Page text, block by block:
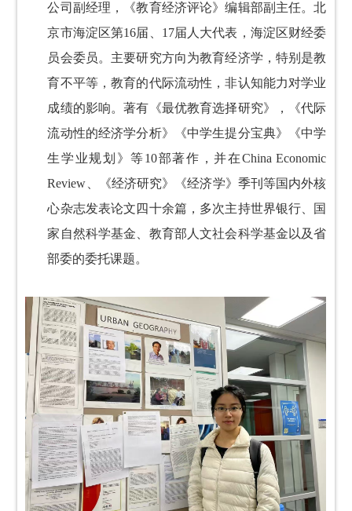
公司副经理，《教育经济评论》编辑部副主任。北
京市海淀区第16届、17届人大代表，海淀区财经委
员会委员。主要研究方向为教育经济学，特别是教
育不平等，教育的代际流动性，非认知能力对学业
成绩的影响。著有《最优教育选择研究》，《代际
流动性的经济学分析》《中学生提分宝典》《中学
生学业规划》等10部著作，并在China Economic
Review、《经济研究》《经济学》季刊等国内外核
心杂志发表论文四十余篇，多次主持世界银行、国
家自然科学基金、教育部人文社会科学基金以及省
部委的委托课题。